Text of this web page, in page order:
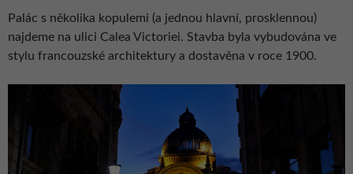
Palác s několika kopulemi (a jednou hlavní, prosklennou)
najdeme na ulici Calea Victoriei. Stavba byla vybudována ve
stylu francouzské architektury a dostavěna v roce 1900.